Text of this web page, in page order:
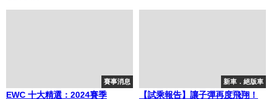
賽事消息
EWC 十大精選：2024賽季
新車．絕版車
【試乘報告】讓子彈再度飛翔！